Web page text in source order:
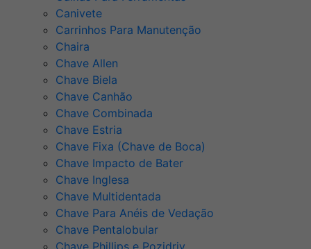
Canivete
Carrinhos Para Manutenção
Chaira
Chave Allen
Chave Biela
Chave Canhão
Chave Combinada
Chave Estria
Chave Fixa (Chave de Boca)
Chave Impacto de Bater
Chave Inglesa
Chave Multidentada
Chave Para Anéis de Vedação
Chave Pentalobular